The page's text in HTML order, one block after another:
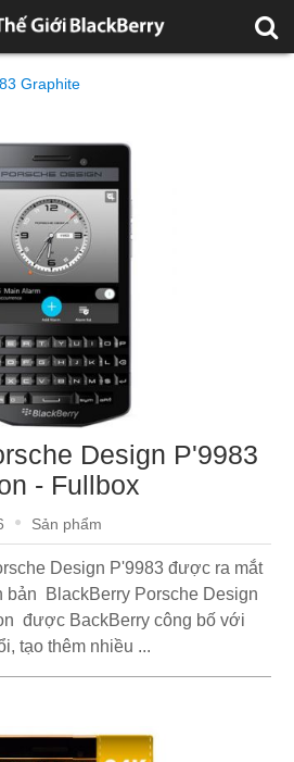
Graphite
Design P'9983
- Fullbox
Sản phẩm
Design P'9983 được ra mắt
bản BlackBerry Porsche Design
được BackBerry công bố với
tạo thêm nhiều ...